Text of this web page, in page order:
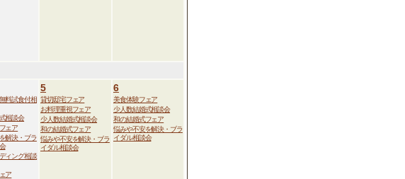
料試食付相
相談会
ェア
解決・ブラ
ィング相談
ア
5
貸切邸宅フェア
お料理重視フェア
少人数結婚式相談会
和の結婚式フェア
悩みや不安を解決・ブラ
イダル相談会
6
美食体験フェア
少人数結婚式相談会
和の結婚式フェア
悩みや不安を解決・ブラ
イダル相談会